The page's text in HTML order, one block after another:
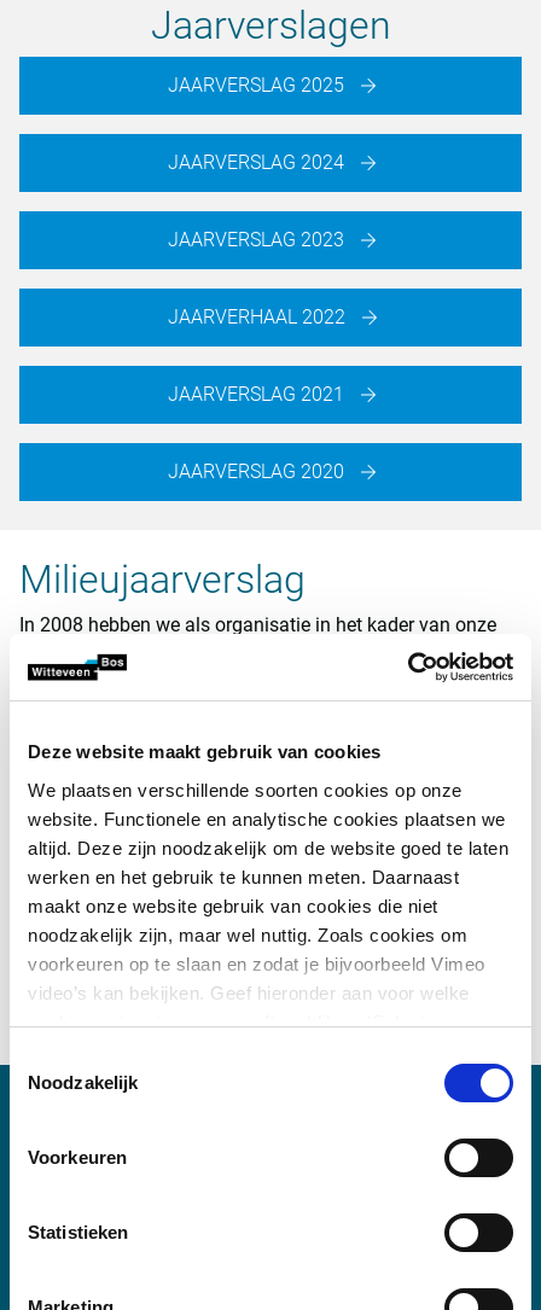
Deze website maakt gebruik van cookies
We plaatsen verschillende soorten cookies op onze
website. Functionele en analytische cookies plaatsen we
altijd. Deze zijn noodzakelijk om de website goed te laten
werken en het gebruik te kunnen meten. Daarnaast
maakt onze website gebruik van cookies die niet
noodzakelijk zijn, maar wel nuttig. Zoals cookies om
voorkeuren op te slaan en zodat je bijvoorbeeld Vimeo
video’s kan bekijken. Geef hieronder aan voor welke
cookies je toestemming geeft en klik op ‘Selectie
akkoord met het plaatsen van alle cookies.
Meer over
Noodzakelijk
Voorkeuren
Statistieken
Jaarverslagen
JAARVERSLAG 2025
JAARVERSLAG 2024
JAARVERSLAG 2023
JAARVERHAAL 2022
JAARVERSLAG 2021
JAARVERSLAG 2020
Milieujaarverslag
In 2008 hebben we als organisatie in het kader van onze
ambities op het gebied van maatschappelijk verantwoord
ondernemen voor het eerst de CO
-emissies van onze
de emissie-inventaris (CO2
-footprint), de doelstellingen,
maatregelen en de voortgang op de doelstellingen
onderdeel van het milieujaarverslag:
Milieujaarverslag 2025
Milieujaarverslag 2024
Milieujaarverslag 2023
Milieujaarverslag 2022
Milieujaarverslag 2021
Milieujaarverslag 2020
Gerelateerde onderwerpen